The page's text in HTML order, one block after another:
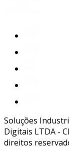
Soluções
Digitais LTDA -
direitos